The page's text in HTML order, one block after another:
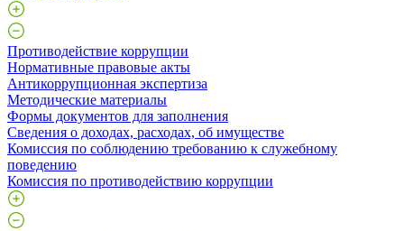
Противодействие коррупции
Нормативные правовые акты
Антикоррупционная экспертиза
Методические материалы
Формы документов для заполнения
Сведения о доходах, расходах, об имуществе
Комиссия по соблюдению требованию к служебному
поведению
Комиссия по противодействию коррупции